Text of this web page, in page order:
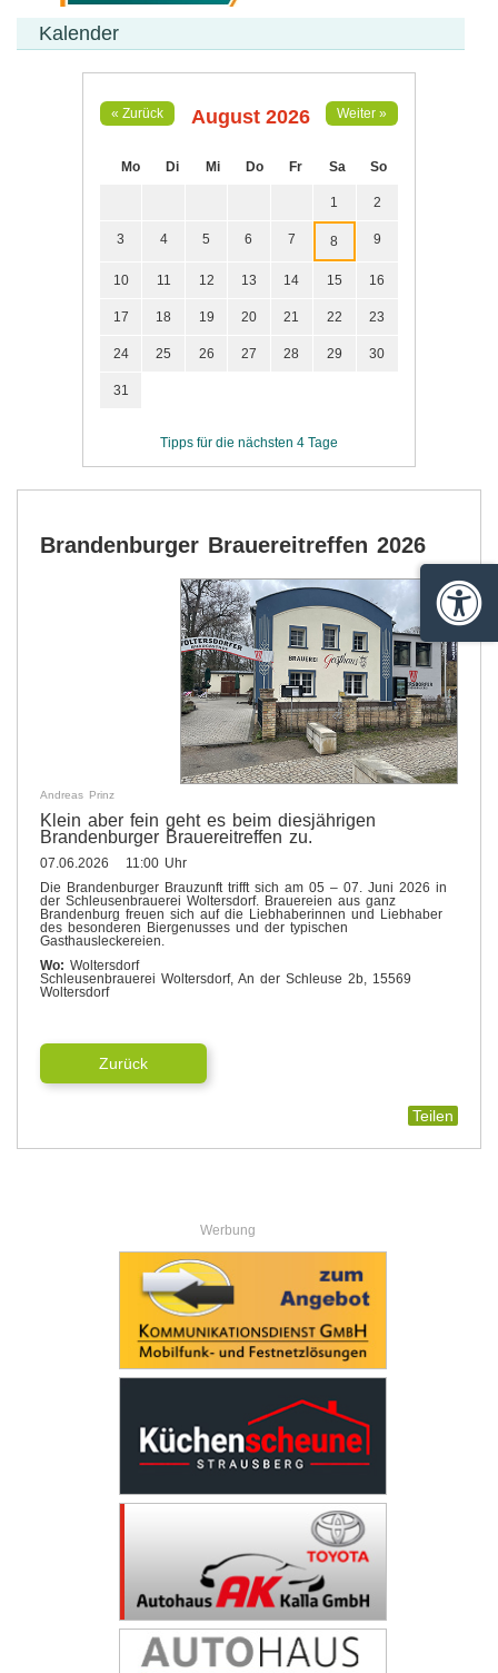
Kalender
« Zurück August 2026 Weiter »
Mo Di Mi Do Fr Sa So
1 2
3 4 5 6 7 8 9
10 11 12 13 14 15 16
17 18 19 20 21 22 23
24 25 26 27 28 29 30
31
Tipps für die nächsten 4 Tage
Brandenburger Brauereitreffen 2026
Andreas Prinz
Klein aber fein geht es beim diesjährigen
Brandenburger Brauereitreffen zu.
07.06.2026 11:00 Uhr
Die Brandenburger Brauzunft trifft sich am 05 – 07. Juni 2026 in
der Schleusenbrauerei Woltersdorf. Brauereien aus ganz
Brandenburg freuen sich auf die Liebhaberinnen und Liebhaber
des besonderen Biergenusses und der typischen
Gasthausleckereien.
Wo: Woltersdorf
Schleusenbrauerei Woltersdorf, An der Schleuse 2b, 15569
Woltersdorf
Zurück
Teilen
Werbung